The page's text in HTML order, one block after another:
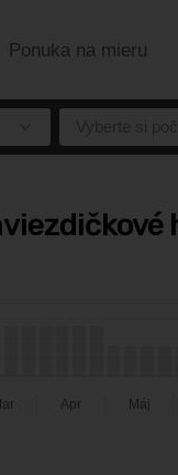
Ponuka na mieru
Apr Máj